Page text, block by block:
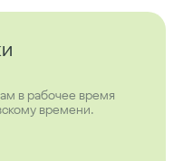
в рабочее время
времени.